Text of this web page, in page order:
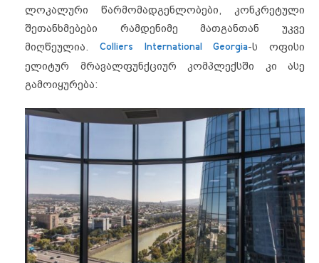
ლოკალური წარმომადგენლობები, კონკრეტული
შეთანხმებები რამდენიმე მათგანთან უკვე
მიღწეულია.Colliers International Georgia-ს ოფისი
ელიტურ მრავალფუნქციურ კომპლექსში კი ასე
გამოიყურება: